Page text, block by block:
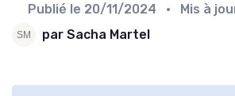
Publié le 20/11/2024 • Mis à
par Sacha Martel